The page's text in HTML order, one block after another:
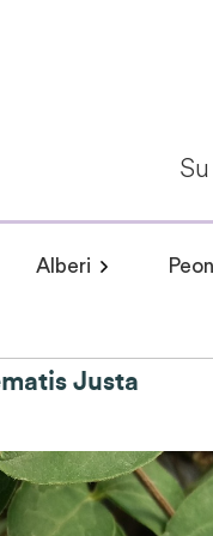
Arbusti a
arborescens
Alberi Plumeria
Justa